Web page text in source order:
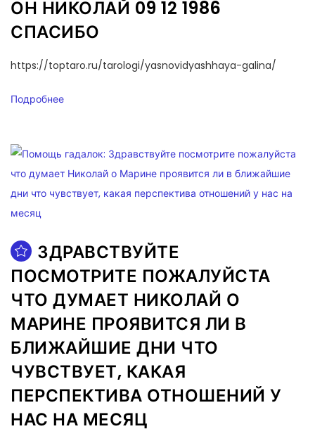
ОН НИКОЛАЙ 09 12 1986
СПАСИБО
https://toptaro.ru/tarologi/yasnovidyashhaya-galina/
Подробнее
ЗДРАВСТВУЙТЕ
ПОСМОТРИТЕ ПОЖАЛУЙСТА
ЧТО ДУМАЕТ НИКОЛАЙ О
МАРИНЕ ПРОЯВИТСЯ ЛИ В
БЛИЖАЙШИЕ ДНИ ЧТО
ЧУВСТВУЕТ, КАКАЯ
ПЕРСПЕКТИВА ОТНОШЕНИЙ У
НАС НА МЕСЯЦ